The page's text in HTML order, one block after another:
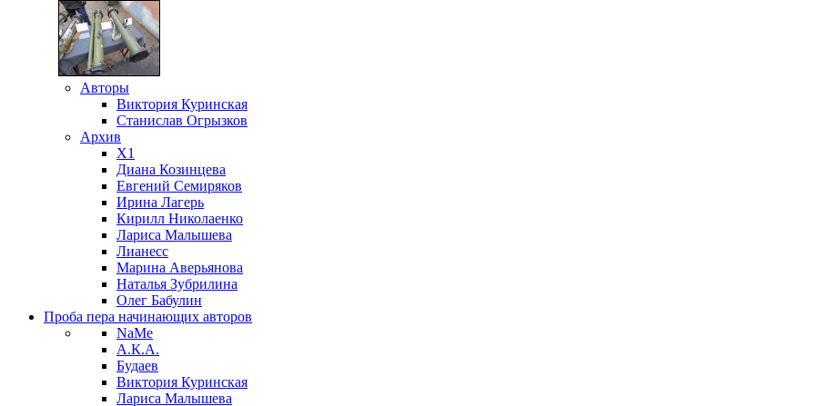
Авторы
Виктория Куринская
Станислав Огрызков
Архив
X1
Диана Козинцева
Евгений Семиряков
Ирина Лагерь
Кирилл Николаенко
Лариса Малышева
Лианесс
Марина Аверьянова
Наталья Зубрилина
Олег Бабулин
Проба пера начинающих авторов
NaMe
А.К.А.
Будаев
Виктория Куринская
Лариса Малышева